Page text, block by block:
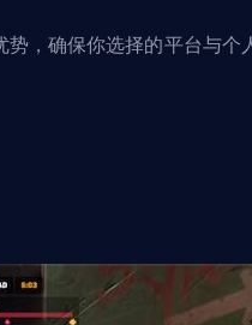
，确保你选择的平台与个